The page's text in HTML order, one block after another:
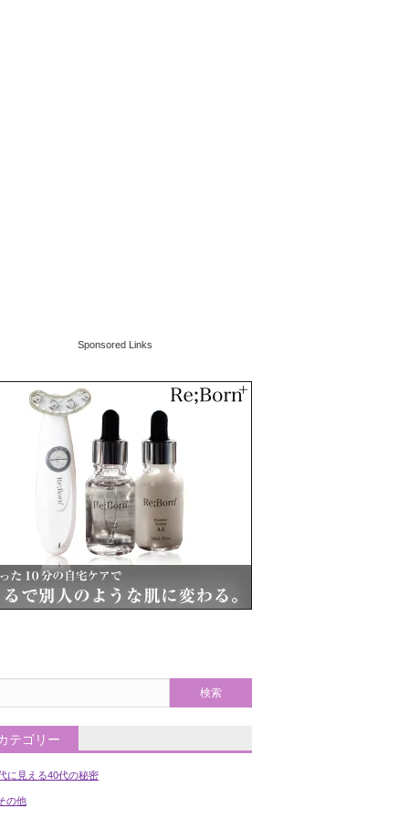
Sponsored Links
テゴリー
に見える40代の秘密
他